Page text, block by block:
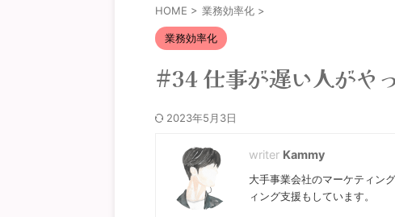
HOME > 業務効率化 >
業務効率化
#34 仕事が遅い人がや
2023年5月3日
Kammy
大手事業会社のマーケティン
ィング支援もしています。